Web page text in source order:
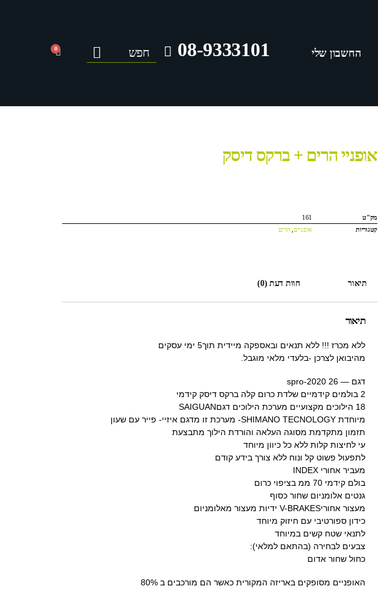
החשבון שלי 08-9333101
0
אופניי הרים + ברקס דיסק
מק"ט
161
קטגוריות
אופניים ,הרים
תיאור חוות דעת (0)
תיאור
ללא מכרז !!! ללא תנאים ובאספקה מיידית תוך5 ימי עסקים
מהיבואן לצרכן -בלעדי מלאי מוגבל.
דגם — spro-2020 26
2 בולמים קידמיים שלדת כרום קלה ברקס דיסק קידמי
18 הילוכים מקצועיים מערכת הילוכים דגםSAIGUAN
מיוחדת SHIMANO TECNOLOGY- מערכת זו מדגם איזיי- פייר עם שעון
תזמון מתקדמת מסוגה העלאה והורדת הילוך מתבצעת
עי לחיצות קלות ללא כל כיוון מיוחד
לתפעול פשוט קל ונוח ללא צורך בידע קודם
מעביר אחורי INDEX
בולם קידמי 70 ממ בציפוי כרום
גנטים אלומניום שחור כסוף
מעצור אחוריV-BRAKES ידיות מעצור מאלומניום
כידון ספורטיבי עם חיזוק מיוחד
לתנאי שטח קשים במיוחד
צבעים לבחירה (בהתאם למלאי):
כחול שחור אדום
האופניים מסופקים באריזה המקורית כאשר הם מורכבים ב 80%